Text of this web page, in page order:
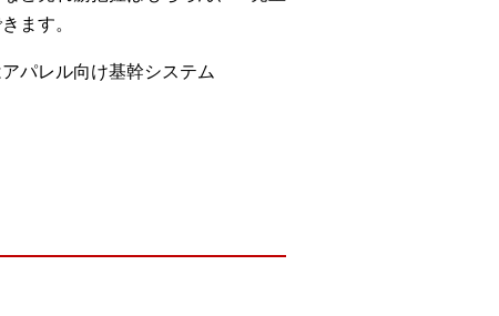
ます。
パレル向け基幹システム